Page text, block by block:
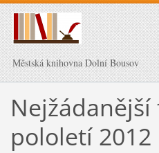
Městská knihovna Dolní Bousov
pololetí 2012